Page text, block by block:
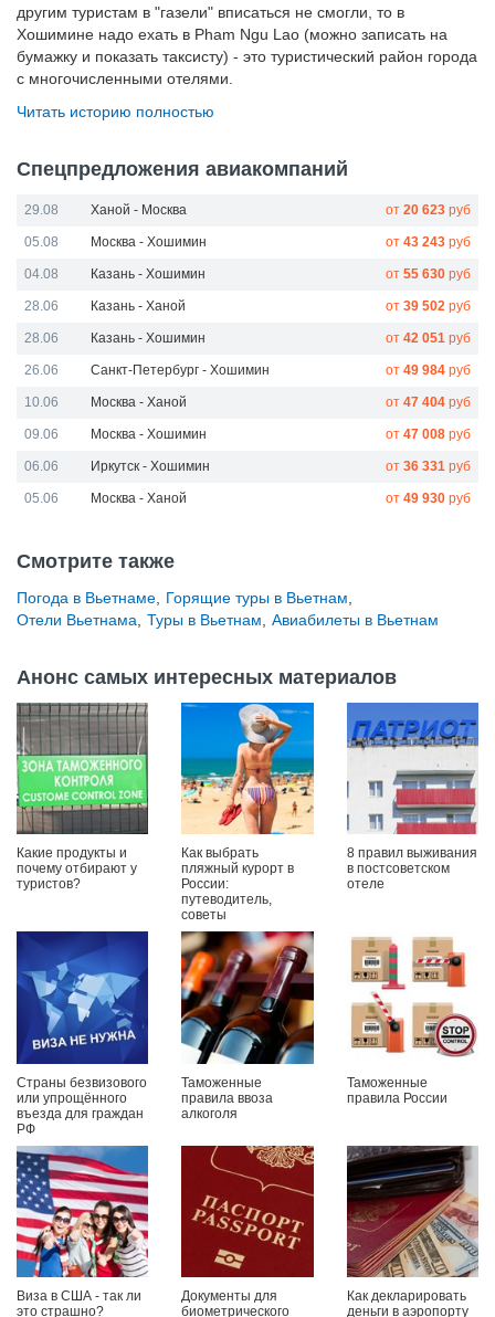
другим туристам в "газели" вписаться не смогли, то в
Хошимине надо ехать в Pham Ngu Lao (можно записать на
бумажку и показать таксисту) - это туристический район города
с многочисленными отелями.
Читать историю полностью
Спецпредложения авиакомпаний
29.08 Ханой - Москва от 20 623 руб
05.08 Москва - Хошимин от 43 243 руб
04.08 Казань - Хошимин от 55 630 руб
28.06 Казань - Ханой от 39 502 руб
28.06 Казань - Хошимин от 42 051 руб
26.06 Санкт-Петербург - Хошимин от 49 984 руб
10.06 Москва - Ханой от 47 404 руб
09.06 Москва - Хошимин от 47 008 руб
06.06 Иркутск - Хошимин от 36 331 руб
05.06 Москва - Ханой от 49 930 руб
Смотрите также
Погода в Вьетнаме Горящие туры в Вьетнам
Отели Вьетнама
Туры в Вьетнам Авиабилеты в Вьетнам
Анонс самых интересных материалов
Какие продукты и
почему отбирают у
туристов?
Как выбрать
пляжный курорт в
России:
путеводитель,
советы
8 правил выживания
в постсоветском
отеле
Страны безвизового
или упрощённого
въезда для граждан
РФ
Таможенные
правила ввоза
алкоголя
Таможенные
правила России
Виза в США - так ли
это страшно?
Документы для
биометрического
Как декларировать
деньги в аэропорту